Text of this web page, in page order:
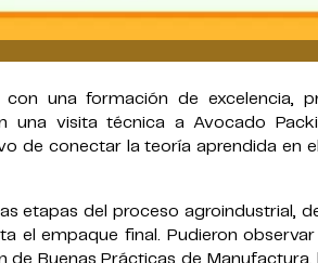
una formación de excelencia,
una visita técnica a Avocado
de conectar la teoría aprendida en
etapas del proceso agroindustrial,
el empaque final. Pudieron
Buenas Prácticas de